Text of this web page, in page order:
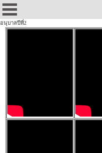
อนุบาลปีที่2